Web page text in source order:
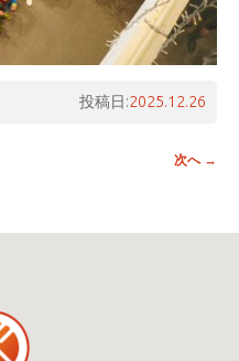
投稿日:2025.12.26
次へ →